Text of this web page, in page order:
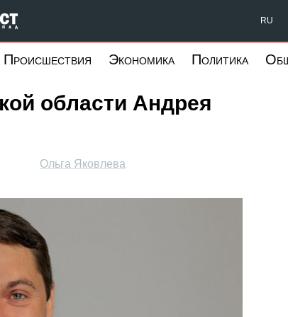
Северо-Запад RU
Происшествия Экономика Политика
области Андрея
Ольга Яковлева